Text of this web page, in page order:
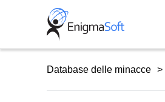
Database delle minacce